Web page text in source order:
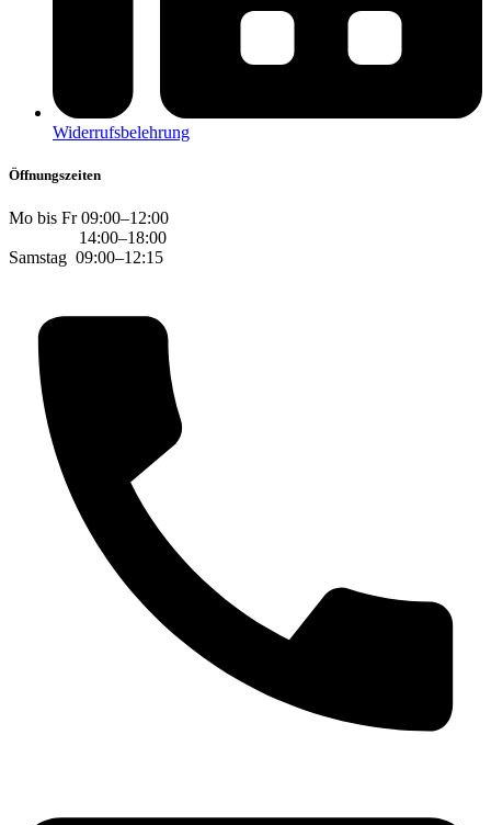
Widerrufsbelehrung
Öffnungszeiten
Mo bis Fr 09:00–12:00
14:00–18:00
Samstag 09:00–12:15